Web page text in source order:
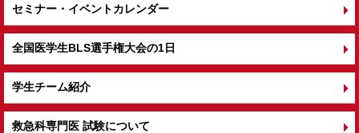
セミナー・イベントカレンダー
全国医学生BLS選手権大会の1日
学生チーム紹介
救急科専門医 試験について